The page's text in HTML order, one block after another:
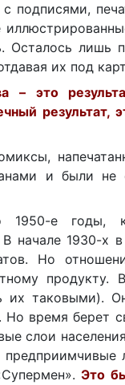
подписями,
Осталось лишь
их под
– это
результат,
и были не
е годы,
В начале 1930-х
Но
их таковыми).
Но время берет
слои
Это